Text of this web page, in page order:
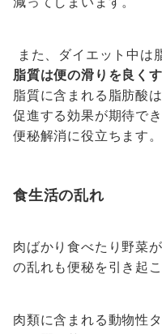
また、ダイエット中は
脂質は便の滑りを良く
脂質に含まれる脂肪酸
促進する効果が期待で
便秘解消に役立ちます。
食生活の乱れ
肉ばかり食べたり野菜
の乱れも便秘を引き起こ
肉類に含まれる動物性